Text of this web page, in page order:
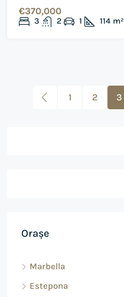
€370,000
3 2 1 114 m²
1 2 3
Orașe
Marbella
Estepona